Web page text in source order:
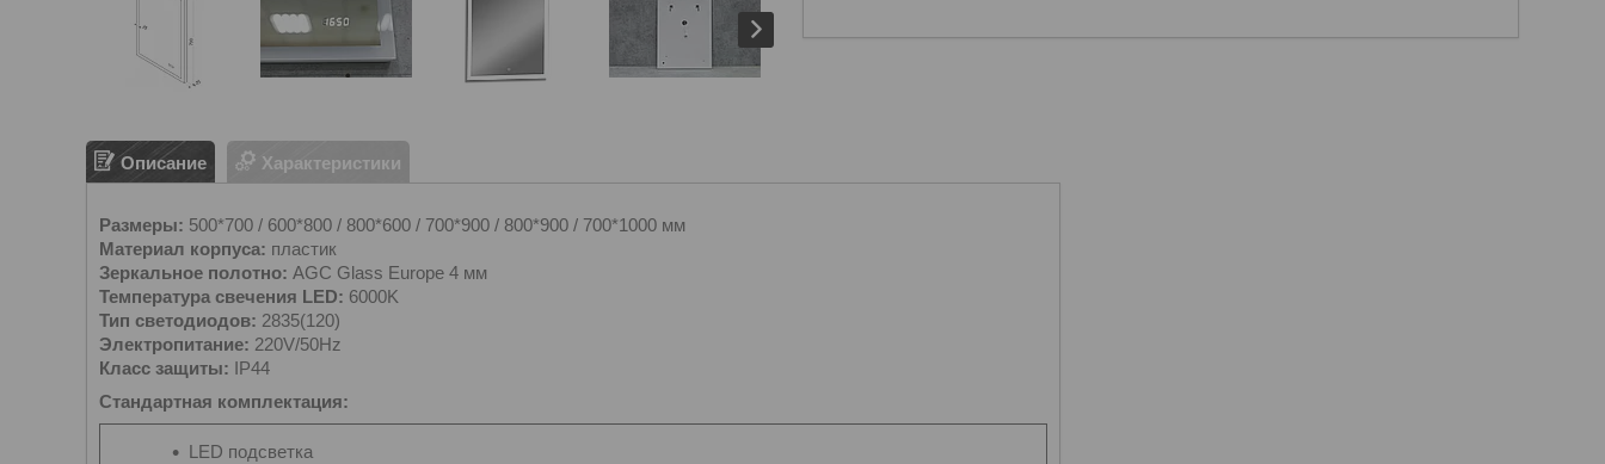
Описание Характеристики
Размеры: 500*700 / 600*800 / 800*600 / 700*900 / 800*900 / 700*1000 мм
Материал корпуса: пластик
Зеркальное полотно: AGC Glass Europe 4 мм
Температура свечения LED: 6000K
Тип светодиодов: 2835(120)
Электропитание: 220V/50Hz
Класс защиты: IP44
Стандартная комплектация:
LED подсветка